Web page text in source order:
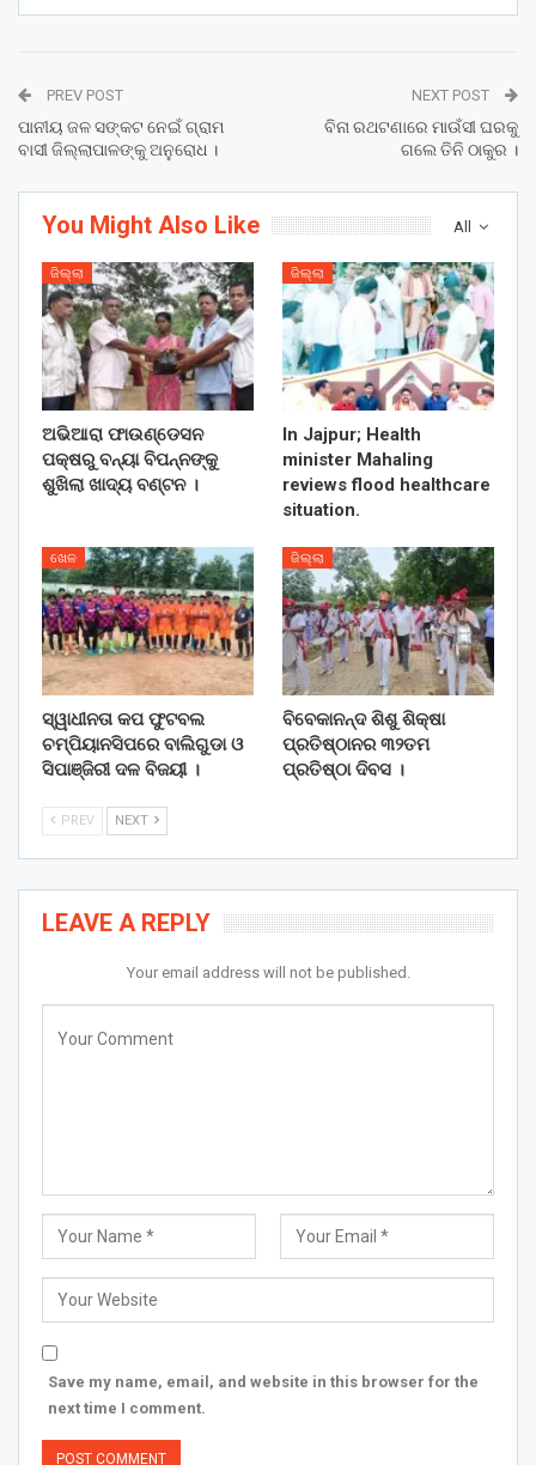
PREV POST
ପାନୀୟ ଜଳ ସଙ୍କଟ ନେଇଁ ଗ୍ରାମ
ବାସୀ ଜିଲ୍ଲାପାଳଙ୍କୁ ଅନୁରୋଧ ।
NEXT POST
ବିନା ରଥଟଣାରେ ମାଉଁସୀ ଘରକୁ
ଗଲେ ତିନି ଠାକୁର ।
All
You Might Also Like
ଜିଲ୍ଲା
ଅଭିଆରା ଫାଉଣ୍ଡେସନ
ପକ୍ଷରୁ ବନ୍ୟା ବିପନ୍ନଙ୍କୁ
ଶୁଖିଲା ଖାଦ୍ୟ ବଣ୍ଟନ ।
ଜିଲ୍ଲା
In Jajpur; Health
minister Mahaling
reviews flood healthcare
situation.
ଖେଳ
ସ୍ୱାଧୀନତା କପ ଫୁଟବଲ
ଚମ୍ପିୟାନସିପରେ ବାଲିଗୁଡା ଓ
ସିପାଞ୍ଜିରୀ ଦଳ ବିଜୟୀ ।
ଜିଲ୍ଲା
ବିବେକାନନ୍ଦ ଶିଶୁ ଶିକ୍ଷା
ପ୍ରତିଷ୍ଠାନର ୩୨ତମ
ପ୍ରତିଷ୍ଠା ଦିବସ ।
PREV NEXT
LEAVE A REPLY
Your email address will not be published.
Save my name, email, and website in this browser for the
next time I comment.